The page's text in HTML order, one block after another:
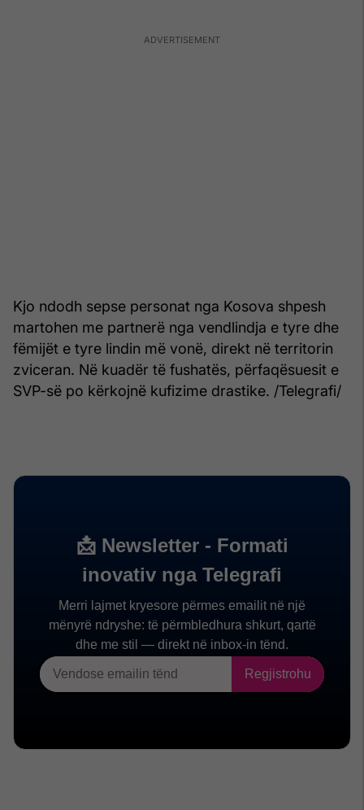
Kjo ndodh sepse personat nga Kosova shpesh
martohen me partnerë nga vendlindja e tyre dhe
fëmijët e tyre lindin më vonë, direkt në territorin
zviceran. Në kuadër të fushatës, përfaqësuesit e
SVP-së po kërkojnë kufizime drastike. /Telegrafi/